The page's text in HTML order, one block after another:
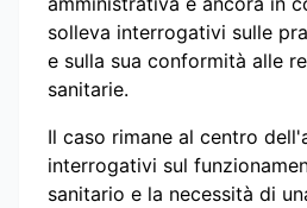
solleva interrogativi sulle
e sulla sua conformità alle
sanitarie.
Il caso rimane al centro
interrogativi sul
sanitario e la necessità di